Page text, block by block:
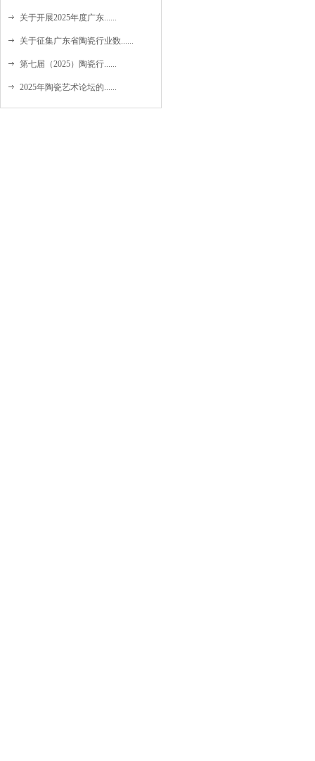
关于开展2025年度广东......
关于征集广东省陶瓷行业数......
第七届（2025）陶瓷行......
2025年陶瓷艺术论坛的......